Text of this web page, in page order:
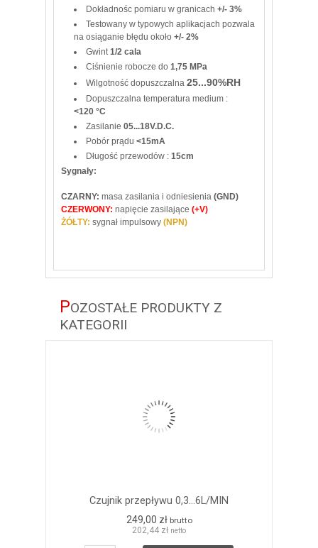
Dokładnośc pomiaru w granicach +/- 3%
Testowany w typowych aplikacjach pozwala
na osiąganie błędu około +/- 2%
Gwint 1/2 cala
Ciśnienie robocze do 1,75 MPa
Wilgotność dopuszczalna 25...90%RH
Dopuszczalna temperatura medium :
<120 °C
Zasilanie 05...18V.D.C.
Pobór prądu <15mA
Długość przewodów : 15cm
Sygnały:
CZARNY: masa zasilania i odniesienia (GND)
CZERWONY: napięcie zasilające (+V)
ŻÓŁTY: sygnał impulsowy (NPN)
POZOSTAŁE PRODUKTY Z
KATEGORII
Czujnik przepływu 0,3...6L/MIN
249,00 zł brutto
202,44 zł netto